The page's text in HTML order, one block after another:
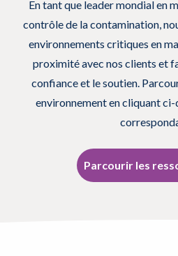
En tant que leader mondial en
contrôle de la contamination,
environnements critiques en
proximité avec nos clients et
confiance et le soutien.
environnement en cliquant
Parcourir les